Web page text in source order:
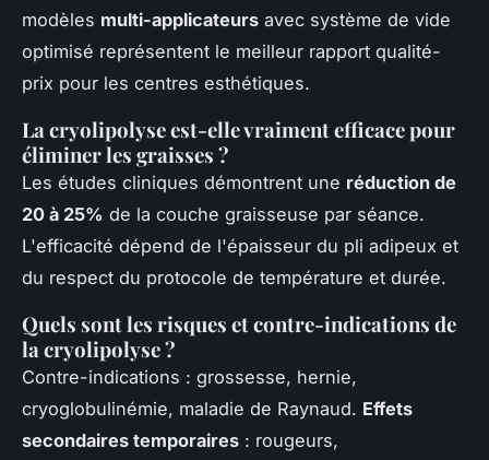
modèles multi-applicateurs avec système de vide
optimisé représentent le meilleur rapport qualité-
prix pour les centres esthétiques.
La cryolipolyse est-elle vraiment efficace pour
éliminer les graisses ?
Les études cliniques démontrent une réduction de
20 à 25% de la couche graisseuse par séance.
L'efficacité dépend de l'épaisseur du pli adipeux et
du respect du protocole de température et durée.
Quels sont les risques et contre-indications de
la cryolipolyse ?
Contre-indications : grossesse, hernie,
cryoglobulinémie, maladie de Raynaud. Effets
secondaires temporaires : rougeurs,